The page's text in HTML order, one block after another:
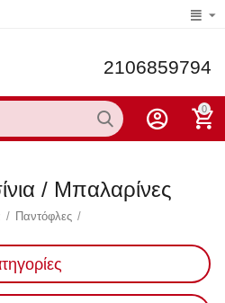
2106859794
0
/ Μπαλαρίνες
/ Παντόφλες /